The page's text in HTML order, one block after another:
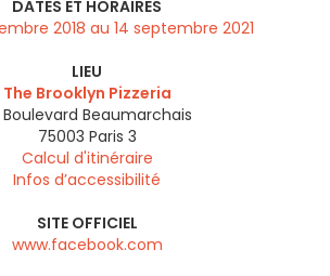
DATES ET HORAIRES
2018 au 14 septembre 2021
LIEU
The Brooklyn Pizzeria
Boulevard Beaumarchais
75003 Paris 3
Calcul d'itinéraire
Infos d’accessibilité
SITE OFFICIEL
www.facebook.com